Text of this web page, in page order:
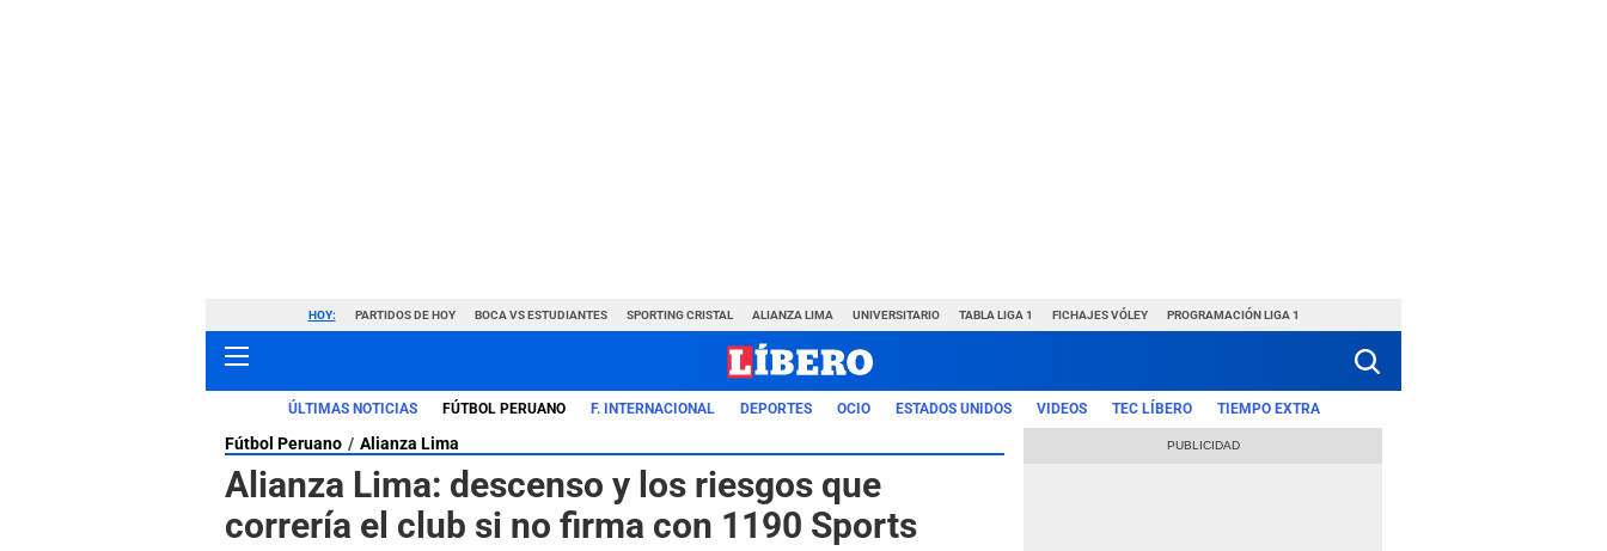
HOY: PARTIDOS DE HOY BOCA VS ESTUDIANTES SPORTING CRISTAL ALIANZA LIMA UNIVERSITARIO TABLA LIGA 1 FICHAJES VÓLEY PROGRAMACIÓN LIGA 1
ÚLTIMAS NOTICIAS FÚTBOL PERUANO F. INTERNACIONAL DEPORTES OCIO ESTADOS UNIDOS VIDEOS TEC LÍBERO TIEMPO EXTRA
Fútbol Peruano Alianza Lima
Alianza Lima: descenso y los riesgos que
correría el club si no firma con 1190 Sports